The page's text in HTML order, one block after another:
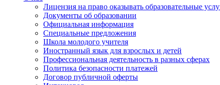
Лицензия на право оказывать образовательные
Документы об образовании
Официальная информация
Специальные предложения
Школа молодого учителя
Иностранный язык для взрослых и детей
Профессиональная деятельность в разных сферах
Политика безопасности платежей
Договор публичной оферты